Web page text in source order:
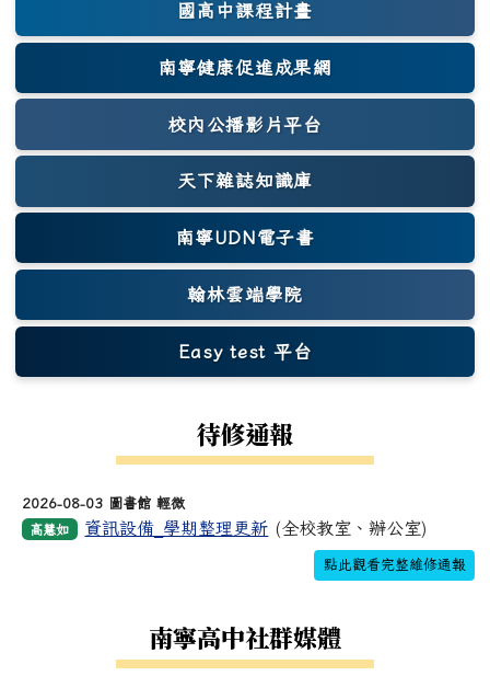
國高中課程計畫
南寧健康促進成果網
(另開新視窗)
校內公播影片平台
天下雜誌知識庫
(另開新視窗)
南寧UDN電子書
翰林雲端學院
Easy test 平台
(另開新視窗)
待修通報
2026-08-03 圖書館 輕微
高慧如 資訊設備_學期整理更新 (全校教室、辦公室)
點此觀看完整維修通報
南寧高中社群媒體